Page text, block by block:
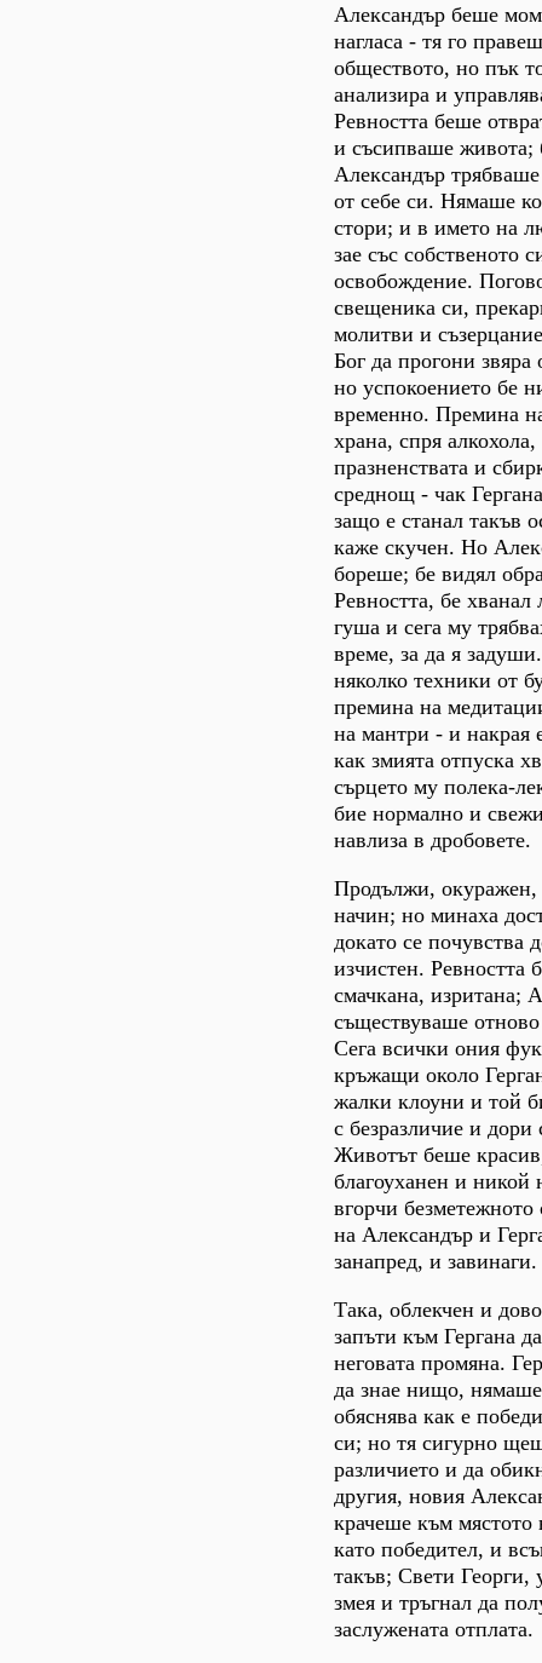
Александър беше
нагласа - тя го
обществото, но пък
анализира и
Ревността беше
и съсипваше живота;
Александър
от себе си. Нямаше
стори; и в името на
зае със собственото
освобождение.
свещеника си,
молитви и
Бог да прогони
но успокоението бе
временно. Премина
храна, спря
празненствата и
среднощ - чак
защо е станал такъв
кажe скучен. Но
бореше; бе видял
Ревността, бе хванал
гуша и сега му
време, за да я
няколко техники от
премина на
на мантри - и накрая
как змията отпуска
сърцето му полека-
бие нормално и
навлиза в дробовете.
Продължи,
начин; но минаха
докато се почувства
изчистен. Ревността
смачкана, изритана;
съществуваше
Сега всички ония
кръжащи около
жалки клоуни и той
с безразличие и дори
Животът беше
благоуханен и
вгорчи безметежното
на Александър и
занапред, и завинаги.
Така, облекчен и
запъти към Гергана
неговата промяна.
да знае нищо,
обяснява как е
си; но тя сигурно
различието и да
другия, новия
крачеше към мястото
като победител, и
такъв; Свети
змея и тръгнал да
заслужената отплата.